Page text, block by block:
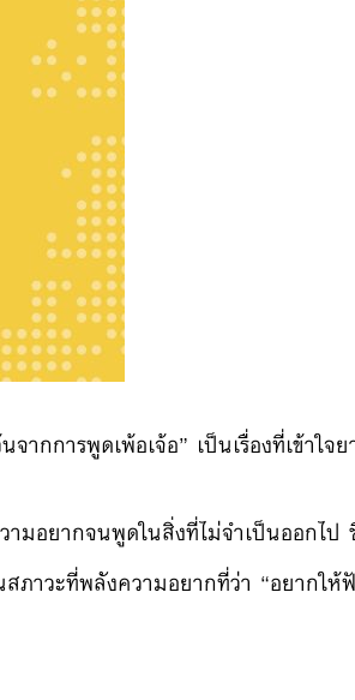
กการพูดเพ้อเจ้อ” เป็นเรื่องที่เข้าใจ
ามอยากจนพูดในสิ่งที่ไม่จำเป็นออกไป
สภาวะที่พลังความอยากที่ว่า “อยากให้